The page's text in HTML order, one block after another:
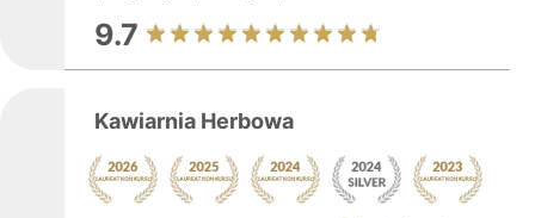
9.7
Kawiarnia Herbowa